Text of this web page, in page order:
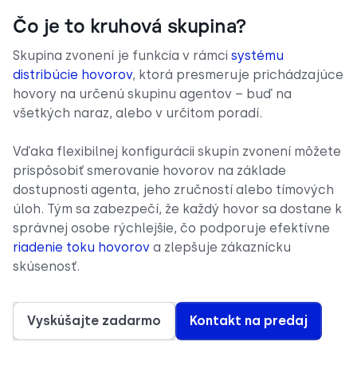
Čo je to kruhová skupina?
Skupina zvonení je funkcia v rámci systému
distribúcie hovorov, ktorá presmeruje prichádzajúce
hovory na určenú skupinu agentov – buď na
všetkých naraz, alebo v určitom poradí.
Vďaka flexibilnej konfigurácii skupín zvonení môžete
prispôsobiť smerovanie hovorov na základe
dostupnosti agenta, jeho zručností alebo tímových
úloh. Tým sa zabezpečí, že každý hovor sa dostane k
správnej osobe rýchlejšie, čo podporuje efektívne
riadenie toku hovorov a zlepšuje zákaznícku
skúsenosť.
Vyskúšajte zadarmo Kontakt na predaj